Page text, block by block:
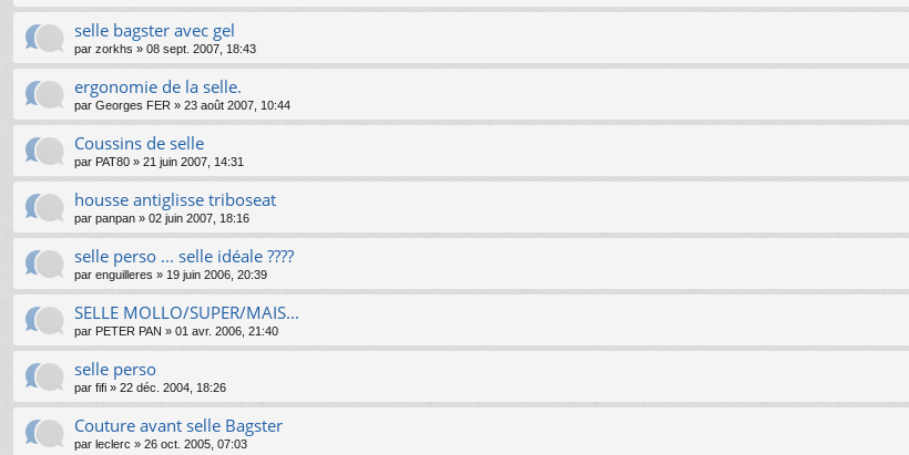
selle bagster avec gel
par zorkhs » 08 sept. 2007, 18:43
ergonomie de la selle.
par Georges FER » 23 août 2007, 10:44
Coussins de selle
par PAT80 » 21 juin 2007, 14:31
housse antiglisse triboseat
par panpan » 02 juin 2007, 18:16
selle perso ... selle idéale ????
par enguilleres » 19 juin 2006, 20:39
SELLE MOLLO/SUPER/MAIS...
par PETER PAN » 01 avr. 2006, 21:40
selle perso
par fifi » 22 déc. 2004, 18:26
Couture avant selle Bagster
par leclerc » 26 oct. 2005, 07:03